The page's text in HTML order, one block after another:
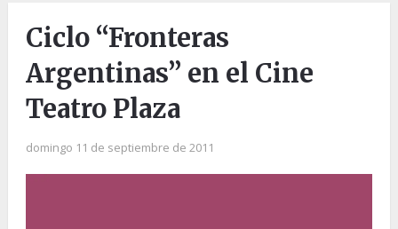
Ciclo “Fronteras
Argentinas” en el Cine
Teatro Plaza
domingo 11 de septiembre de 2011